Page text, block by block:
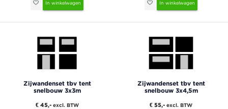
In winkelwagen In winkelwagen
Zijwandenset tbv tent
snelbouw 3x3m
€ 45,- excl. BTW
Zijwandenset tbv tent
snelbouw 3x4,5m
€ 55,- excl. BTW